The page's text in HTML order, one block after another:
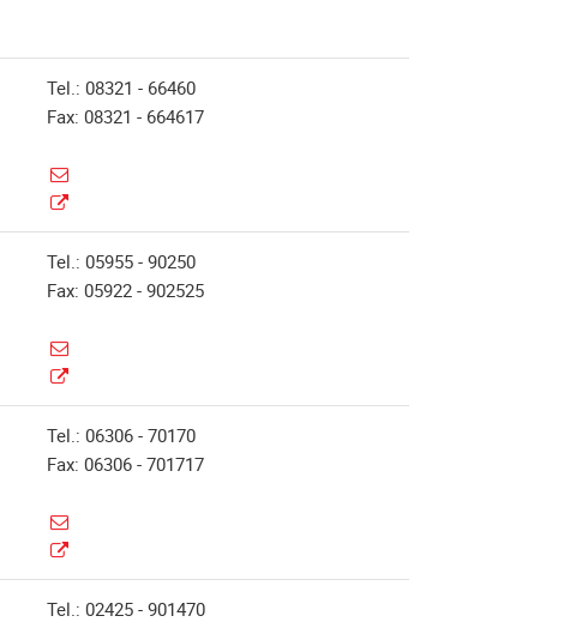
Tel.: 08321 - 66460
Fax: 08321 - 664617
Tel.: 05955 - 90250
Fax: 05922 - 902525
Tel.: 06306 - 70170
Fax: 06306 - 701717
Tel.: 02425 - 901470